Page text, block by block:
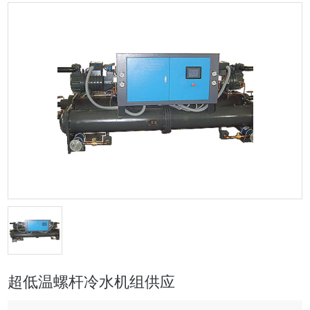
超低温螺杆冷水机组供应